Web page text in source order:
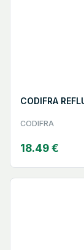
CODIFRA
CODIFRA
18.49 €